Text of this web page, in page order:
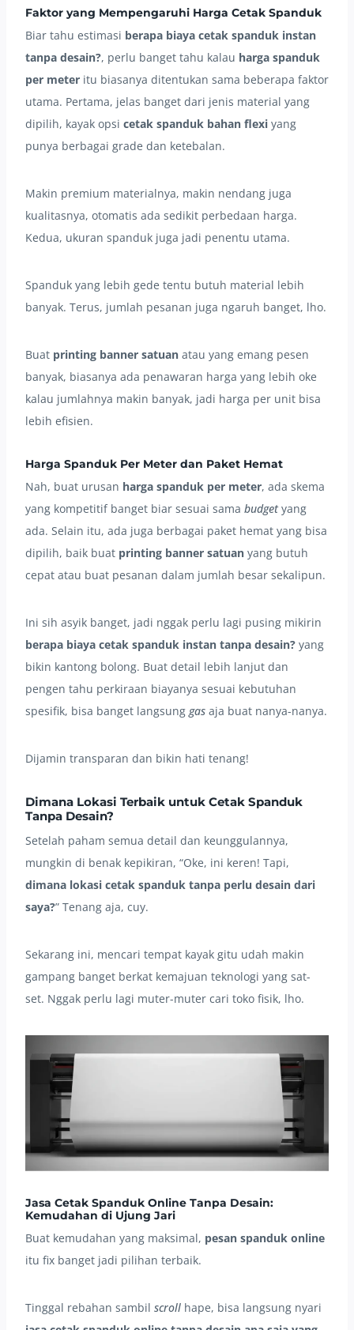
Faktor yang Mempengaruhi Harga Cetak Spanduk
Biar tahu estimasi berapa biaya cetak spanduk instan
tanpa desain?, perlu banget tahu kalau harga spanduk
per meter itu biasanya ditentukan sama beberapa faktor
utama. Pertama, jelas banget dari jenis material yang
dipilih, kayak opsi cetak spanduk bahan flexi yang
punya berbagai grade dan ketebalan.
Makin premium materialnya, makin nendang juga
kualitasnya, otomatis ada sedikit perbedaan harga.
Kedua, ukuran spanduk juga jadi penentu utama.
Spanduk yang lebih gede tentu butuh material lebih
banyak. Terus, jumlah pesanan juga ngaruh banget, lho.
Buat printing banner satuan atau yang emang pesen
banyak, biasanya ada penawaran harga yang lebih oke
kalau jumlahnya makin banyak, jadi harga per unit bisa
lebih efisien.
Harga Spanduk Per Meter dan Paket Hemat
Nah, buat urusan harga spanduk per meter, ada skema
yang kompetitif banget biar sesuai sama budgetyang
ada. Selain itu, ada juga berbagai paket hemat yang bisa
dipilih, baik buat printing banner satuan yang butuh
cepat atau buat pesanan dalam jumlah besar sekalipun.
Ini sih asyik banget, jadi nggak perlu lagi pusing mikirin
berapa biaya cetak spanduk instan tanpa desain? yang
bikin kantong bolong. Buat detail lebih lanjut dan
pengen tahu perkiraan biayanya sesuai kebutuhan
spesifik, bisa banget langsung gas aja buat nanya-nanya.
Dijamin transparan dan bikin hati tenang!
Dimana Lokasi Terbaik untuk Cetak Spanduk
Tanpa Desain?
Setelah paham semua detail dan keunggulannya,
mungkin di benak kepikiran, “Oke, ini keren! Tapi,
dimana lokasi cetak spanduk tanpa perlu desain dari
saya?” Tenang aja, cuy.
Sekarang ini, mencari tempat kayak gitu udah makin
gampang banget berkat kemajuan teknologi yang sat-
set. Nggak perlu lagi muter-muter cari toko fisik, lho.
Jasa Cetak Spanduk Online Tanpa Desain:
Kemudahan di Ujung Jari
Buat kemudahan yang maksimal, pesan spanduk online
itu fix banget jadi pilihan terbaik.
Tinggal rebahan sambil scroll hape, bisa langsung nyari